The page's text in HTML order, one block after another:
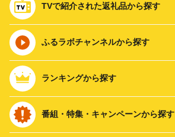
TVで紹介された返礼品から探す
ふるラボチャンネルから探す
ランキングから探す
番組・特集・キャンペーンから探す